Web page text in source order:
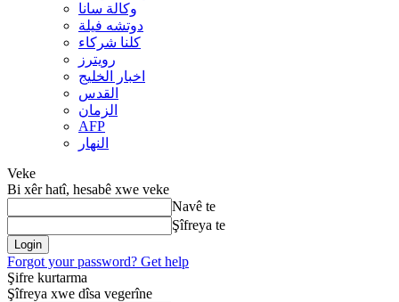
وکالة سانا
دوتشه فیلة
کلنا شرکاء
رويترز
اخبار الخلیج
القدس
الزمان
AFP
النهار
Veke
Bi xêr hatî, hesabê xwe veke
Navê te
Şîfreya te
Forgot your password? Get help
Şifre kurtarma
Şîfreya xwe dîsa vegerîne